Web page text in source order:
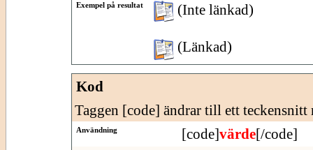
Exempel på resultat (Inte länkad)
(Länkad)
Kod
Taggen [code] ändrar till ett teckensnitt
Användning [code]värde[/code]